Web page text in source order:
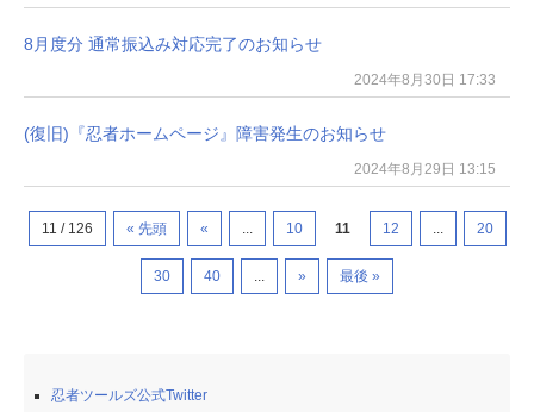
8月度分 通常振込み対応完了のお知らせ
2024年8月30日 17:33
(復旧)『忍者ホームページ』障害発生のお知らせ
2024年8月29日 13:15
11 / 126 « 先頭 « ... 10 11 12 ... 20
30 40 ... » 最後 »
忍者ツールズ公式Twitter